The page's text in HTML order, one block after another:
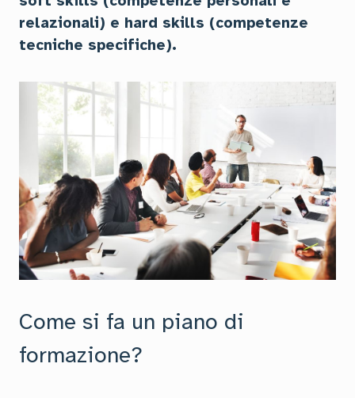
relazionali) e hard skills (competenze
tecniche specifiche).
Come si fa un piano di
formazione?